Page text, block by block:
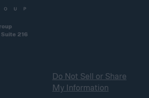
216
Do Not Sell or Share
My Information